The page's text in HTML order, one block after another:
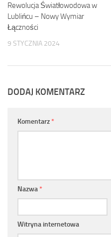
Rewolucja Światłowodowa w
Lublińcu – Nowy Wymiar
Łączności
9 STYCZNIA 2024
DODAJ KOMENTARZ
Komentarz *
Nazwa *
Witryna internetowa